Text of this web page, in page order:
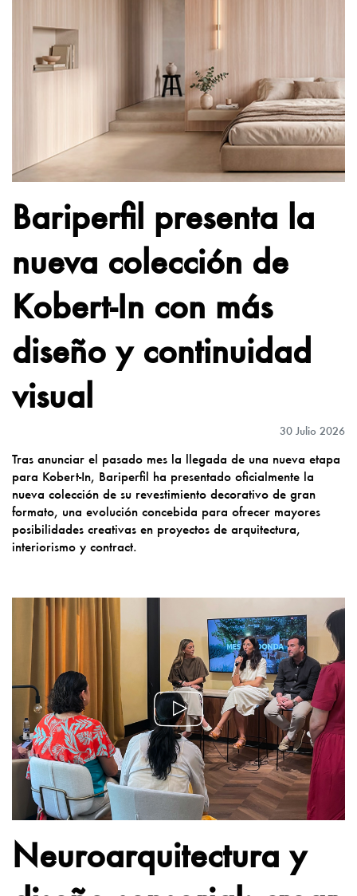
Bariperfil presenta la
nueva colección de
Kobert-In con más
diseño y continuidad
visual
30 Julio 2026
Tras anunciar el pasado mes la llegada de una nueva etapa
para Kobert-In, Bariperfil ha presentado oficialmente la
nueva colección de su revestimiento decorativo de gran
formato, una evolución concebida para ofrecer mayores
posibilidades creativas en proyectos de arquitectura,
interiorismo y contract.
Neuroarquitectura y